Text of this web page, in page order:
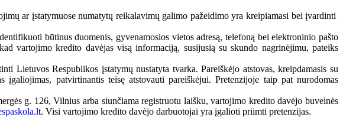
ar įstatymuose numatytų reikalavimų galimo pažeidimo yra kreipiamasi bei įvardinti
būtinus duomenis, gyvenamosios vietos adresą, telefoną bei elektroninio pašto
vartojimo kredito davėjas visą informaciją, susijusią su skundo nagrinėjimu, pateiks
Lietuvos Respublikos įstatymų nustatyta tvarka. Pareiškėjo atstovas, kreipdamasis su
patvirtinantis teisę atstovauti pareiškėjui. Pretenzijoje taip pat nurodomas
g. 126, Vilnius arba siunčiama registruotu laišku, vartojimo kredito davėjo buveinės
t. Visi vartojimo kredito davėjo darbuotojai yra įgalioti priimti pretenzijas.